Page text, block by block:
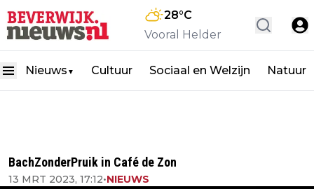
28°C
Vooral Helder
Nieuws ▼ Cultuur Sociaal en Welzijn Natuur
BachZonderPruik in Café de Zon
13 MRT 2023, 17:12•NIEUWS